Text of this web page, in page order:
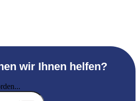
wir Ihnen helfen?